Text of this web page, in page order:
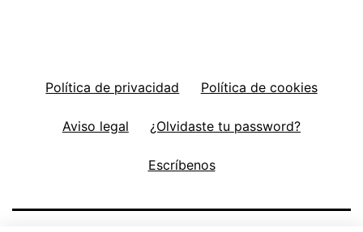
Política de privacidad Política de cookies
Aviso legal ¿Olvidaste tu password?
Escríbenos